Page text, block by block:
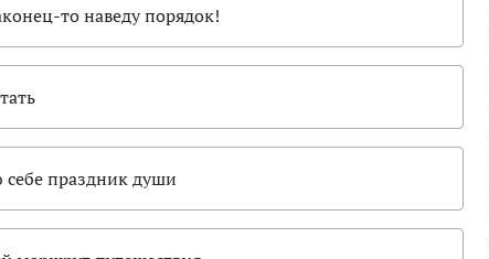
то наведу порядок!
праздник души